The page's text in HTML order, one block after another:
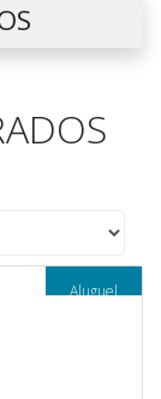
Aluguel